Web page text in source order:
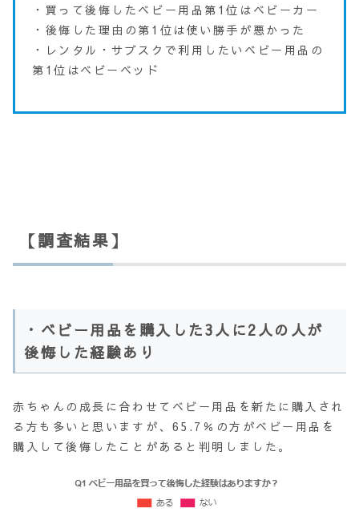
・買って後悔したベビー用品第1位はベビーカー
・後悔した理由の第1位は使い勝手が悪かった
・レンタル・サブスクで利用したいベビー用品の
第1位はベビーベッド
【調査結果】
・ベビー用品を購入した3人に2人の人が
後悔した経験あり
赤ちゃんの成長に合わせてベビー用品を新たに購入され
る方も多いと思いますが、65.7％の方がベビー用品を
購入して後悔したことがあると判明しました。